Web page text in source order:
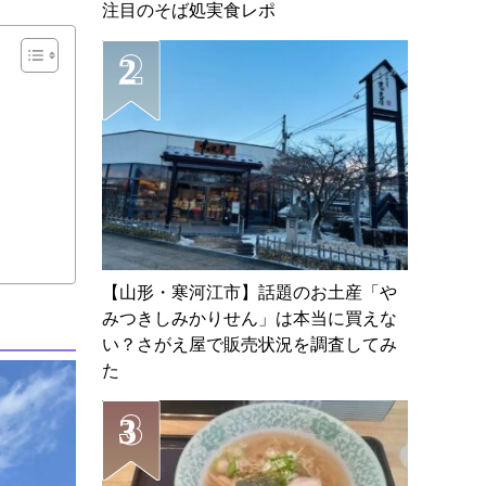
注目のそば処実食レポ
【山形・寒河江市】話題のお土産「や
みつきしみかりせん」は本当に買えな
い？さがえ屋で販売状況を調査してみ
た